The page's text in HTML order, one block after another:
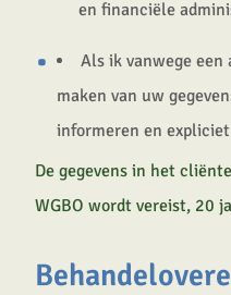
en financiële
Als ik vanwege
maken van uw
informeren en
De gegevens in het
WGBO wordt vereist, 20